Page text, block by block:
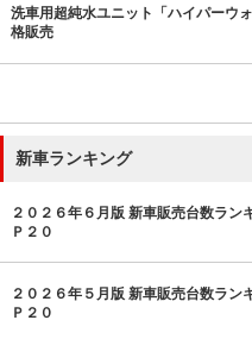
洗車用超純水ユニット「ハイパーウ
格販売
新車ランキング
２０２６年６月版 新車販売台数ラン
Ｐ２０
２０２６年５月版 新車販売台数ラン
Ｐ２０